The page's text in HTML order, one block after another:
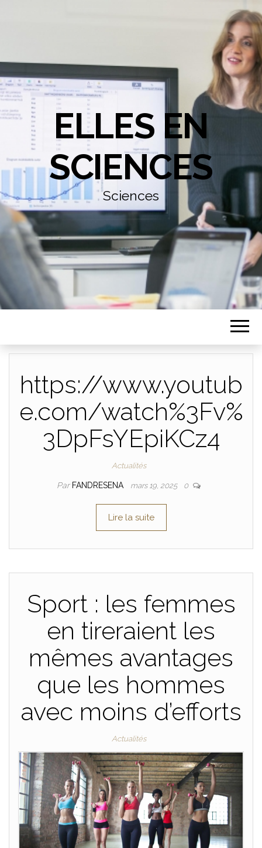
ELLES EN
SCIENCES
Sciences
https://www.youtub
e.com/watch%3Fv%
3DpFsYEpiKCz4
Actualités
Par FANDRESENA mars 19, 2025 0
Lire la suite
Sport : les femmes
en tireraient les
mêmes avantages
que les hommes
avec moins d’efforts
Actualités